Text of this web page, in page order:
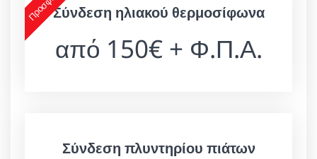
Σύνδεση ηλιακού θερμοσίφωνα
από 150€ + Φ.Π.Α.
Σύνδεση πλυντηρίου πιάτων